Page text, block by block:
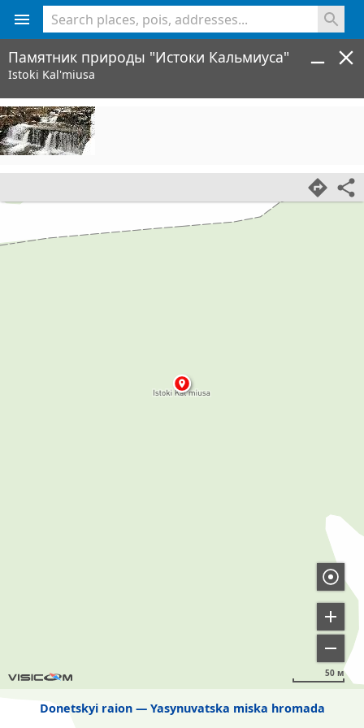
Donetskyi raion Yasynuvatska miska hromada
50 м
Памятник природы "Истоки Кальмиуса"
Istoki Kal'miusa
<% console.log(hcard) %>